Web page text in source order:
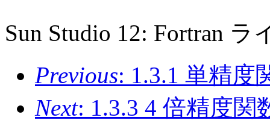
Sun Studio 12: Fortran
Previous: 1.3.1 単精度
Next: 1.3.3 4 倍精度関